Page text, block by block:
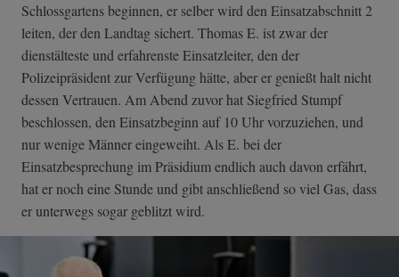
Schlossgartens beginnen, er selber wird den Einsatzabschnitt 2
leiten, der den Landtag sichert. Thomas E. ist zwar der
dienstälteste und erfahrenste Einsatzleiter, den der
Polizeipräsident zur Verfügung hätte, aber er genießt halt nicht
dessen Vertrauen. Am Abend zuvor hat Siegfried Stumpf
beschlossen, den Einsatzbeginn auf 10 Uhr vorzuziehen, und
nur wenige Männer eingeweiht. Als E. bei der
Einsatzbesprechung im Präsidium endlich auch davon erfährt,
hat er noch eine Stunde und gibt anschließend so viel Gas, dass
er unterwegs sogar geblitzt wird.